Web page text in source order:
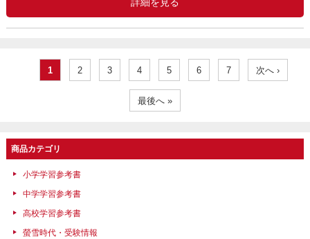
1 2 3 4 5 6 7 次へ ›
最後へ »
商品カテゴリ
小学学習参考書
中学学習参考書
高校学習参考書
螢雪時代・受験情報